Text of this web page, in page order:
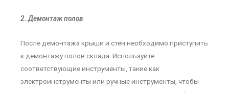
2. Демонтаж полов
После демонтажа крыши и стен необходимо приступить
к демонтажу полов склада. Используйте
соответствующие инструменты, такие как
электроинструменты или ручные инструменты, чтобы